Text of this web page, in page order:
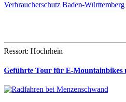
Verbraucherschutz Baden-Württemberg
Ressort: Hochrhein
Geführte Tour für E-Mountainbikes